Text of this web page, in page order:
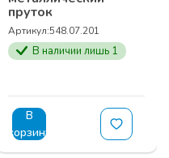
пруток
Артикул:548.07.201
В наличии лишь 1
В
корзину